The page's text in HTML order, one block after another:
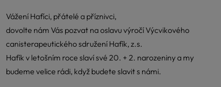
Vážení Hafíci, přátelé a příznivci,
dovolte nám Vás pozvat na oslavu výročí Výcvikového
canisterapeutického sdružení Hafík, z.s.
Hafík v letošním roce slaví své 20. + 2. narozeniny a my
budeme velice rádi, když budete slavit s námi.